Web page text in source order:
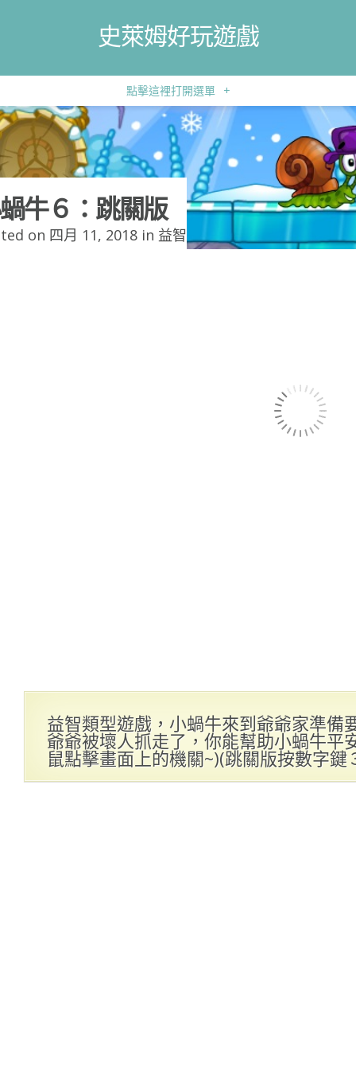
史萊姆好玩遊戲
點擊這裡打開選單 +
牛６：跳關版
on 四月 11, 2018 in 益智
益智類型遊戲，小蝸牛來到爺爺家準備
爺爺被壞人抓走了，你能幫助小蝸牛平
鼠點擊畫面上的機關~)(跳關版按數字鍵